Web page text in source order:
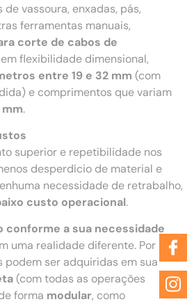
de vassoura, enxadas, pás,
ferramentas manuais,
corte de cabos de
flexibilidade dimensional,
entre 19 e 32 mm (com
e comprimentos que variam
.
superior e repetibilidade nos
desperdício de material e
necessidade de retrabalho,
custo operacional.
conforme a sua necessidade
uma realidade diferente. Por isso,
podem ser adquiridas em sua
(com todas as operações
forma modular, como